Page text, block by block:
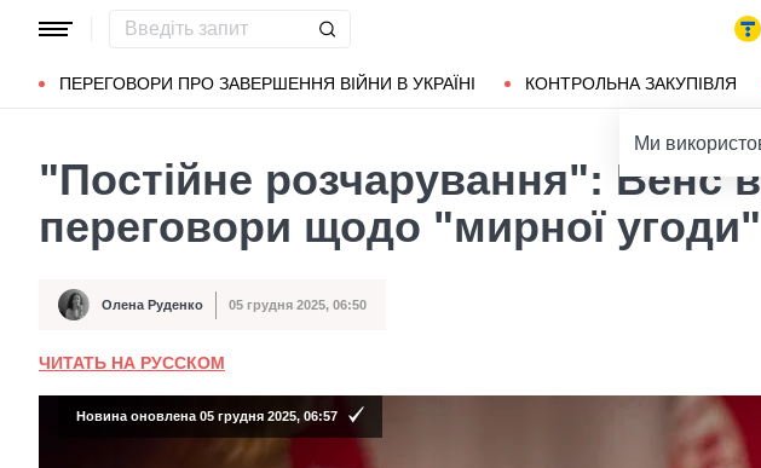
ПЕРЕГОВОРИ ПРО ЗАВЕРШЕННЯ ВІЙНИ В УКРАЇНІ КОНТРОЛЬНА ЗАКУПІВЛЯ
Популярні запити Маріуполь Донбас
Ми
"Постійне розчарування": Венс
переговори щодо "мирної угоди"
Автор Олена Руденко
Дата публікації 05 грудня 2025, 06:50
ЧИТАТЬ НА РУССКОМ
Новина оновлена 05 грудня 2025, 06:57